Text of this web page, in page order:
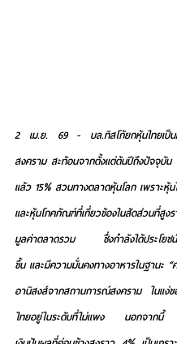
2 เม.ย. 69 - บล.ทิสโก้ยกหุ้นไทยเป็น
สงคราม สะท้อนจากตั้งแต่ต้นปีถึงปัจจุบัน
แล้ว 15% สวนทางตลาดหุ้นโลก เพราะ
และหุ้นโภคภัณฑ์ที่เกี่ยวข้องในสัดส่วนที่สูง
มูลค่าตลาดรวม ซึ่งกำลังได้ประโยชน์
ขึ้น และมีความมั่นคงทางอาหารในฐานะ “
อานิสงส์จากสถานการณ์สงคราม  ในแง่ข
ไทยอยู่ในระดับที่ไม่แพง นอกจากนี้